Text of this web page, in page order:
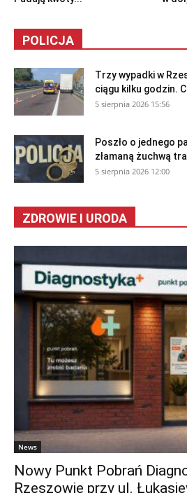
POLICJA
Trzy wypadki w
ciągu kilku godzin.
5 sierpnia 2026 15:56
Poszło o jednego
złamaną żuchwą
5 sierpnia 2026 12:00
ZDROWIE I URODA
News
Nowy Punkt Pobrań
Rzeszowie przy ul.